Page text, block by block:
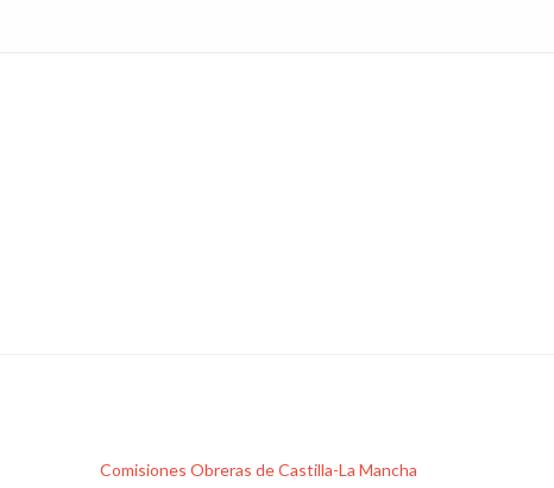
Comisiones Obreras de Castilla-La Mancha